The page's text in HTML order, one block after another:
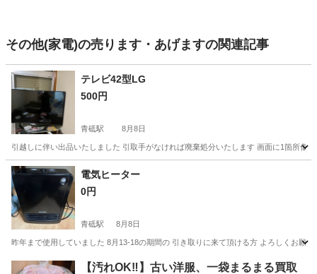
その他(家電)の売ります・あげますの関連記事
テレビ42型LG
500円
青砥駅 8月8日
引越しに伴い出品いたしました 引取手がなければ廃棄処分いたします 画面に1箇所傷
東京 葛飾区 青砥駅
電気ヒーター
0円
青砥駅 8月8日
昨年まで使用していました 8月13-18の期間の 引き取りに来て頂ける方 よろしくお願い
東京 葛飾区 青砥駅 季節、空調家電 ヒーター
【汚れOK‼️】古い洋服、一袋まるまる買取